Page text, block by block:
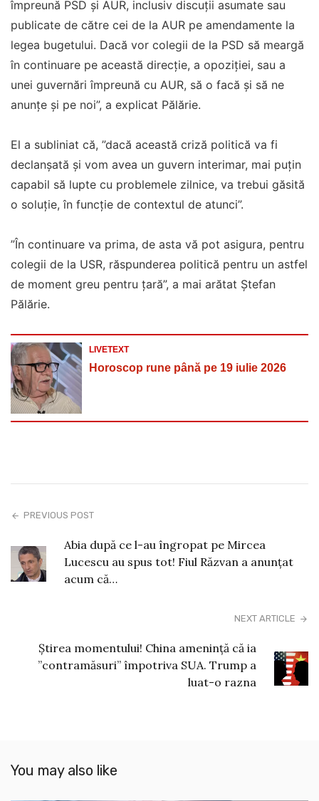
împreună PSD şi AUR, inclusiv discuţii asumate sau
publicate de către cei de la AUR pe amendamente la
legea bugetului. Dacă vor colegii de la PSD să meargă
în continuare pe această direcţie, a opoziţiei, sau a
unei guvernări împreună cu AUR, să o facă şi să ne
anunţe şi pe noi”, a explicat Pălărie.
El a subliniat că, ”dacă această criză politică va fi
declanşată şi vom avea un guvern interimar, mai puţin
capabil să lupte cu problemele zilnice, va trebui găsită
o soluţie, în funcţie de contextul de atunci”.
”În continuare va prima, de asta vă pot asigura, pentru
colegii de la USR, răspunderea politică pentru un astfel
de moment greu pentru ţară”, a mai arătat Ştefan
Pălărie.
LIVETEXT
Horoscop rune până pe 19 iulie 2026
PREVIOUS POST
Abia după ce l-au îngropat pe Mircea
Lucescu au spus tot! Fiul Răzvan a anunțat
acum că…
NEXT ARTICLE
Știrea momentului! China amenință că ia
”contramăsuri” împotriva SUA. Trump a
luat-o razna
You may also like